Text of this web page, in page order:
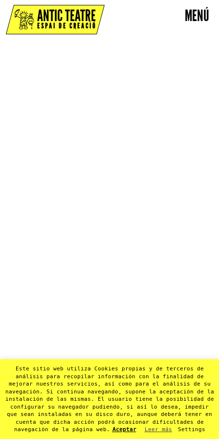
MENÚ
ANTIC TEATRE
ESPAI DE CREACIÓ
Este sitio web utiliza Cookies propias y de terceros de
análisis para recopilar información con la finalidad de
mejorar nuestros servicios, así como para el análisis de su
navegación. Si continua navegando, supone la aceptación de la
instalación de las mismas. El usuario tiene la posibilidad de
configurar su navegador pudiendo, si así lo desea, impedir
que sean instaladas en su disco duro, aunque deberá tener en
cuenta que dicha acción podrá ocasionar dificultades de
navegación de la página web.
Aceptar Leer más Settings